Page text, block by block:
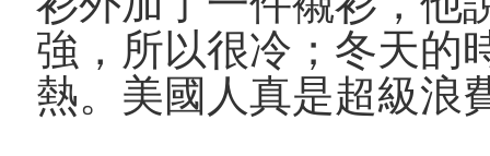
強，所以很冷；冬天的
熱。美國人真是超級浪